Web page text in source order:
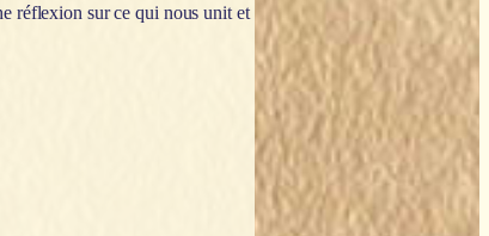
réflexion sur ce qui nous unit et